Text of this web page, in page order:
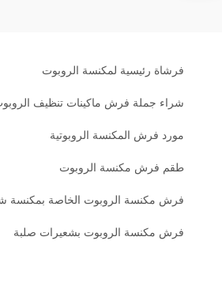
فرشاة رئيسية لمكنسة الروبوت
شراء جملة فرش ماكينات تنظيف
مورد فرش المكنسة الروبوتية
طقم فرش مكنسة الروبوت
فرش مكنسة الروبوت الخاصة بمكنسة
فرش مكنسة الروبوت بشعيرات صلبة